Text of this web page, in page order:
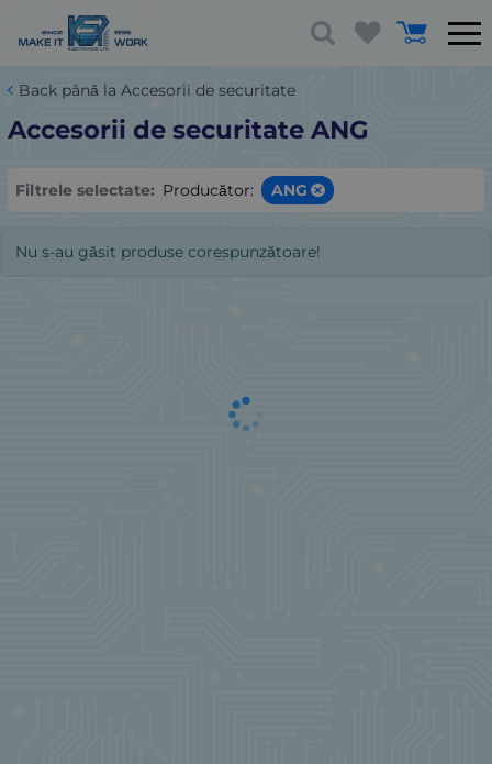
Back până la Accesorii de securitate
Accesorii de securitate ANG
Filtrele selectate: Producător: ANG
Nu s-au găsit produse corespunzătoare!